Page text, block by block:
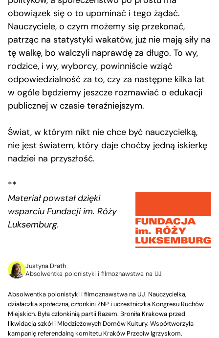
obowiązek się o to upominać i tego żądać.
Nauczyciele, o czym możemy się przekonać,
patrząc na statystyki wakatów, już nie mają siły na
tę walkę, bo walczyli naprawdę za długo. To wy,
rodzice, i wy, wyborcy, powinniście wziąć
odpowiedzialność za to, czy za następne kilka lat
w ogóle będziemy jeszcze rozmawiać o edukacji
publicznej w czasie teraźniejszym.
Świat, w którym nikt nie chce być nauczycielką,
nie jest światem, który daje choćby jedną iskierkę
nadziei na przyszłość.
**
Materiał powstał dzięki
wsparciu Fundacji im. Róży
Luksemburg.
Justyna Drath
Absolwentka polonistyki i filmoznawstwa na UJ
Absolwentka polonistyki i filmoznawstwa na UJ. Nauczycielka,
działaczka społeczna, członkini ZNP i uczestniczka Kongresu Ruchów
Miejskich. Była członkinią partii Razem. Broniła Krakowa przed
likwidacją szkół i Młodzieżowych Domów Kultury. Współtworzyła
kampanię referendalną komitetu Kraków Przeciw Igrzyskom.